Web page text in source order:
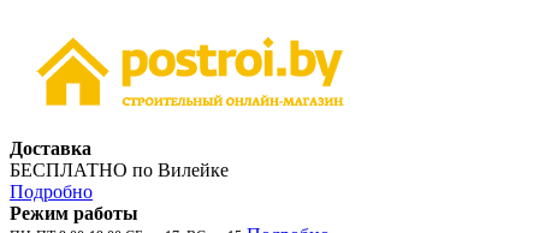
Доставка
БЕСПЛАТНО по Вилейке
Подробно
Режим работы